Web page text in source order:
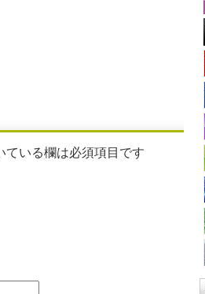
ている欄は必須項目です